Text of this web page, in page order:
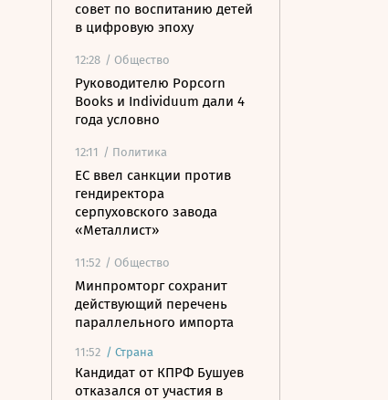
совет по воспитанию детей
в цифровую эпоху
12:28 / Общество
Руководителю Popcorn
Books и Individuum дали 4
года условно
12:11 / Политика
ЕС ввел санкции против
гендиректора
серпуховского завода
«Металлист»
11:52 / Общество
Минпромторг сохранит
действующий перечень
параллельного импорта
11:52 / Страна
Кандидат от КПРФ Бушуев
отказался от участия в